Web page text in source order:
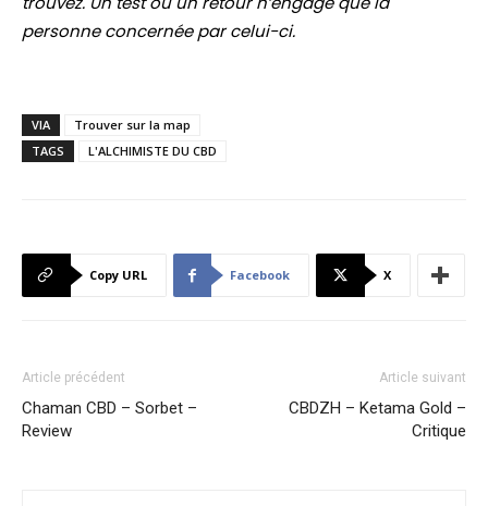
personne concernée par celui-ci.
VIA
Trouver sur la map
TAGS
L'ALCHIMISTE DU CBD
Copy URL Facebook X
Article précédent
Chaman CBD – Sorbet –
Review
Article suivant
CBDZH – Ketama Gold –
Critique